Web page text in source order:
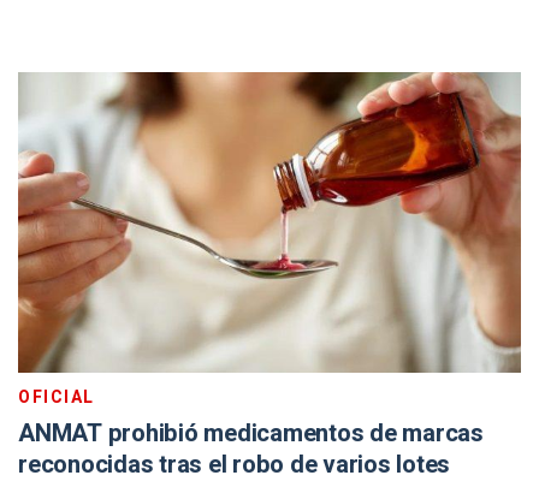
OFICIAL
ANMAT prohibió medicamentos de marcas
reconocidas tras el robo de varios lotes